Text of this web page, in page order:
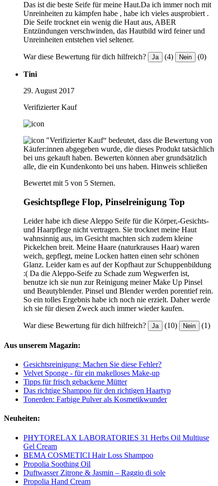
Das ist die beste Seife für meine Haut.Da ich immer noch mit
Unreinheiten zu kämpfen habe , habe ich vieles ausprobiert .
Die Seife trocknet ein wenig die Haut aus, ABER
Entzündungen verschwinden, das Hautbild wird feiner und
Unreinheiten entstehen viel seltener.
War diese Bewertung für dich hilfreich? Ja (4) Nein (0)
Tini
29. August 2017
Verifizierter Kauf
"Verifizierter Kauf“ bedeutet, dass die Bewertung von
Käufer:innen abgegeben wurde, die dieses Produkt tatsächlich
bei uns gekauft haben. Bewerten können aber grundsätzlich
alle, die ein Kundenkonto bei uns haben. Hinweis schließen
Bewertet mit 5 von 5 Sternen.
Gesichtspflege Flop, Pinselreinigung Top
Leider habe ich diese Aleppo Seife für die Körper,-Gesichts-
und Haarpflege nicht vertragen. Sie trocknet meine Haut
wahnsinnig aus, im Gesicht machten sich zudem kleine
Pickelchen breit. Meine Haare (naturkrauses Haar) waren
weich, gepflegt, meine Locken hatten einen sehr schönen
Glanz. Leider kam es auf der Kopfhaut zur Schuppenbildung
:( Da die Aleppo-Seife zu Schade zum Wegwerfen ist,
benutze ich sie nun zur Reinigung meiner Make Up Pinsel
und Beautyblender. Pinsel und Blender werden porentief rein.
So ein tolles Ergebnis habe ich noch nie erzielt. Daher werde
ich sie für diesen Zweck auch immer wieder kaufen.
War diese Bewertung für dich hilfreich? Ja (10) Nein (1)
Aus unserem Magazin:
Gesichtsreinigung: Machen Sie diese Fehler?
Velvet Sponge - für ein makelloses Make-up
Tipps für frisch gebackene Mütter
Das richtige Shampoo für den richtigen Haartyp
Tonerden: Farbige Pulver als Kosmetikwunder
Neuheiten:
PHYTORELAX LABORATORIES 31 Herbs Oil Multiuse
Gel Cream
BEMA COSMETICI Hair Loss Shampoo
Propolia Soothing Oil
Duftwasser Zitrone & Jasmin – Raggio di sole
Propolia Hand Cream